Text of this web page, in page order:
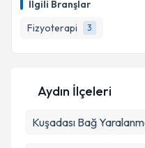
İlgili Branşlar
Fizyoterapi
3
Aydın İlçeleri
Kuşadası Bağ